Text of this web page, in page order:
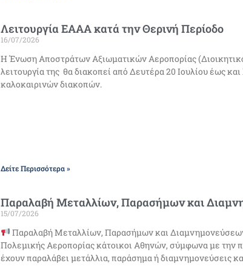
Λειτουργία ΕΑΑΑ κατά την Θερινή Περίοδο
16/07/2026
Η Ένωση Αποστράτων Αξιωματικών Αεροπορίας
λειτουργία της θα διακοπεί από Δευτέρα 20 Ιουλίου έως
καλοκαιρινών διακοπών.
Δείτε Περισσότερα »
Παραλαβή Μεταλλίων, Παρασήμων και
15/07/2026
Παραλαβή Μεταλλίων, Παρασήμων και
Πολεμικής Αεροπορίας κάτοικοι Αθηνών, σύμφωνα με την
έχουν παραλάβει μετάλλια, παράσημα ή διαμνημονεύσεις